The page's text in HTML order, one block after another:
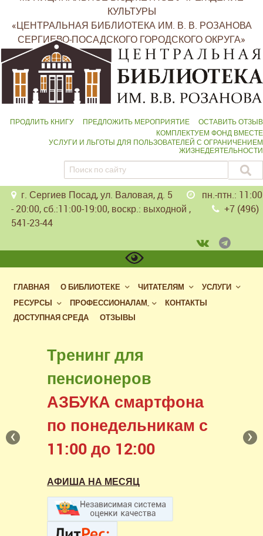
КУЛЬТУРЫ
«ЦЕНТРАЛЬНАЯ БИБЛИОТЕКА ИМ. В. В. РОЗАНОВА
СЕРГИЕВО-ПОСАДСКОГО ГОРОДСКОГО ОКРУГА»
ПРОДЛИТЬ КНИГУ ПРЕДЛОЖИТЬ МЕРОПРИЯТИЕ
ОСТАВИТЬ ОТЗЫВ
КОМПЛЕКТУЕМ ФОНД ВМЕСТЕ
УСЛУГИ И ЛЬГОТЫ ДЛЯ ПОЛЬЗОВАТЕЛЕЙ С ОГРАНИЧЕНИЕМ
ЖИЗНЕДЕЯТЕЛЬНОСТИ
г. Сергиев Посад, ул. Валовая, д. 5
пн.-птн.: 11:00
- 20:00, сб.:11:00-19:00, воскр.: выходной ,
+7 (496)
541-23-44
ГЛАВНАЯ О БИБЛИОТЕКЕ ЧИТАТЕЛЯМ
УСЛУГИ
РЕСУРСЫ
ПРОФЕССИОНАЛАМ
КОНТАКТЫ
ДОСТУПНАЯ СРЕДА
ОТЗЫВЫ
Бесплатный доступ
к фондам российских
библиотек
в нашем читальном зале
АФИША НА МЕСЯЦ
Тренинг для
пенсионеров
АЗБУКА смартфона
по понедельникам с
11:00 до 12:00
АФИША НА МЕСЯЦ
›
‹